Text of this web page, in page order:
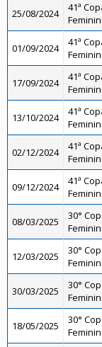
25/08/2024
41ª
01/09/2024
41ª
17/09/2024
41ª
13/10/2024
41ª
02/12/2024
41ª
09/12/2024
41ª
08/03/2025
30°
12/03/2025
30°
30/03/2025
30°
18/05/2025
30°